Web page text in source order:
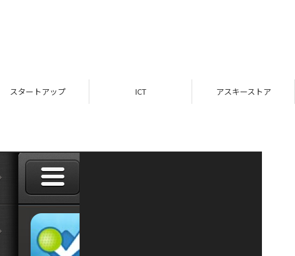
スタートアップ ICT アスキーストア